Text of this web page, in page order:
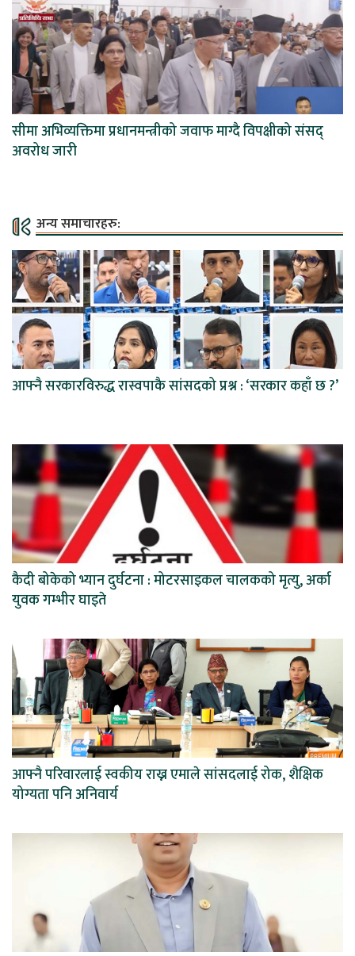
सीमा अभिव्यक्तिमा प्रधानमन्त्रीको जवाफ माग्दै विपक्षीको संसद्
अवरोध जारी
अन्य समाचारहरु:
आफ्नै सरकारविरुद्ध रास्वपाकै सांसदको प्रश्न : ‘सरकार कहाँ छ ?’
कैदी बोकेको भ्यान दुर्घटना : मोटरसाइकल चालकको मृत्यु, अर्का
युवक गम्भीर घाइते
आफ्नै परिवारलाई स्वकीय राख्न एमाले सांसदलाई रोक, शैक्षिक
योग्यता पनि अनिवार्य